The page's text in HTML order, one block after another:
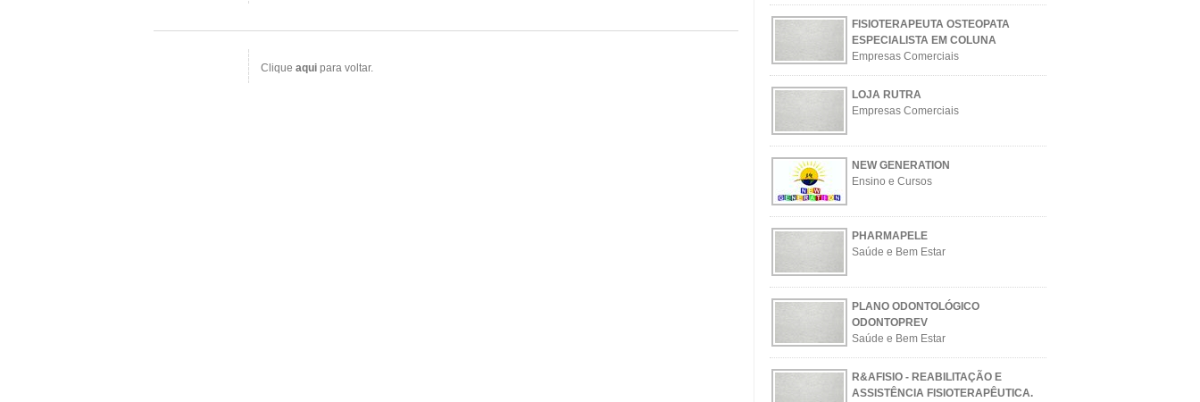
Clique aqui para voltar.
FISIOTERAPEUTA OSTEOPATA
ESPECIALISTA EM COLUNA
Empresas Comerciais
LOJA RUTRA
Empresas Comerciais
NEW GENERATION
Ensino e Cursos
PHARMAPELE
Saúde e Bem Estar
PLANO ODONTOLÓGICO
ODONTOPREV
Saúde e Bem Estar
R&AFISIO - REABILITAÇÃO E
ASSISTÊNCIA FISIOTERAPÊUTICA.